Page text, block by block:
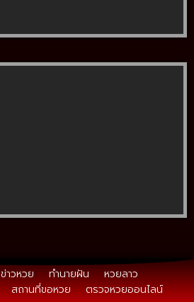
ข่าวหวย ทำนายฝัน
หวยลาว
สถานที่ขอหวย ตรวจหวยออนไลน์